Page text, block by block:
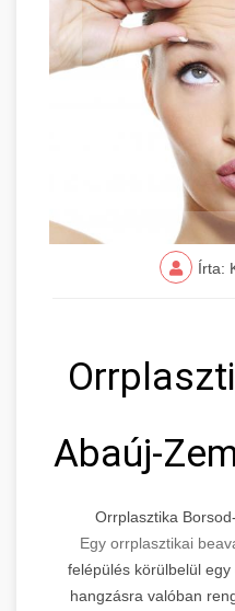
Írta:
Abaúj-
Orrplasztika
Egy orrplasztikai
felépülés körülbelül
hangzásra valóban